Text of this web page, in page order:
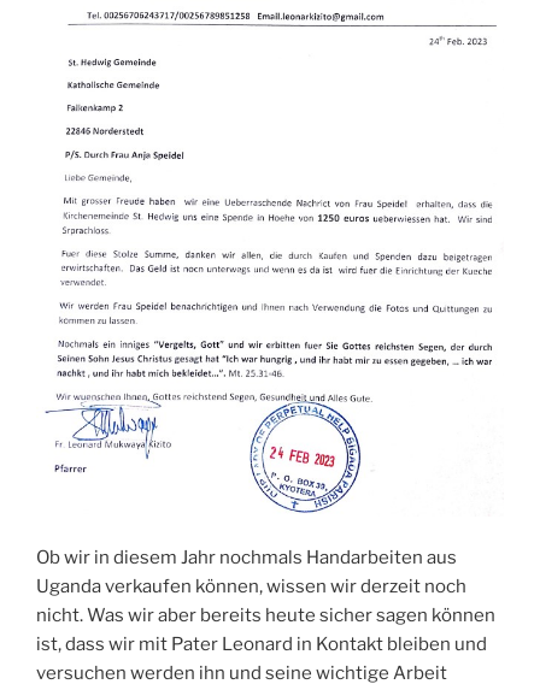
Ob wir in diesem Jahr nochmals Handarbeiten aus
Uganda verkaufen können, wissen wir derzeit noch
nicht. Was wir aber bereits heute sicher sagen können
ist, dass wir mit Pater Leonard in Kontakt bleiben und
versuchen werden ihn und seine wichtige Arbeit